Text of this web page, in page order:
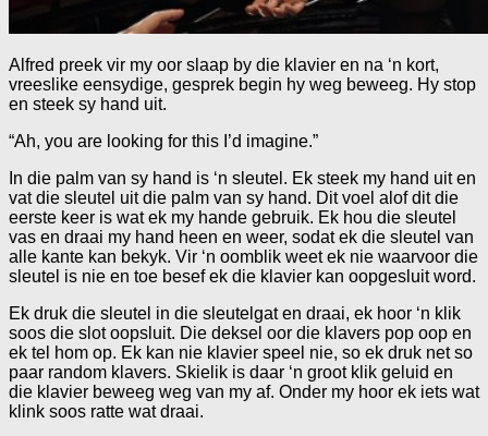
Alfred preek vir my oor slaap by die klavier en na ‘n kort,
vreeslike eensydige, gesprek begin hy weg beweeg. Hy stop
en steek sy hand uit.
“Ah, you are looking for this I’d imagine.”
In die palm van sy hand is ‘n sleutel. Ek steek my hand uit en
vat die sleutel uit die palm van sy hand. Dit voel alof dit die
eerste keer is wat ek my hande gebruik. Ek hou die sleutel
vas en draai my hand heen en weer, sodat ek die sleutel van
alle kante kan bekyk. Vir ‘n oomblik weet ek nie waarvoor die
sleutel is nie en toe besef ek die klavier kan oopgesluit word.
Ek druk die sleutel in die sleutelgat en draai, ek hoor ‘n klik
soos die slot oopsluit. Die deksel oor die klavers pop oop en
ek tel hom op. Ek kan nie klavier speel nie, so ek druk net so
paar random klavers. Skielik is daar ‘n groot klik geluid en
die klavier beweeg weg van my af. Onder my hoor ek iets wat
klink soos ratte wat draai.